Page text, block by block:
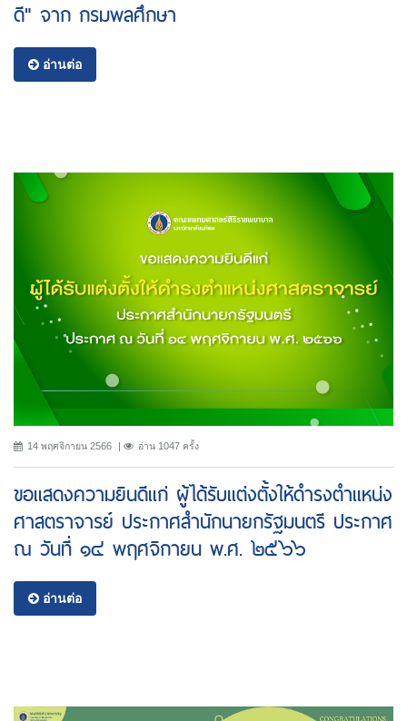
ดี" จาก กรมพลศึกษา
อ่านต่อ
14 พฤศจิกายน 2566 อ่าน 1047 ครั้ง
ขอแสดงความยินดีแก่ ผู้ได้รับแต่งตั้งให้ดำรงตำแหน่ง
ศาสตราจารย์ ประกาศสำนักนายกรัฐมนตรี ประกาศ
ณ วันที่ ๑๔ พฤศจิกายน พ.ศ. ๒๕๖๖
อ่านต่อ